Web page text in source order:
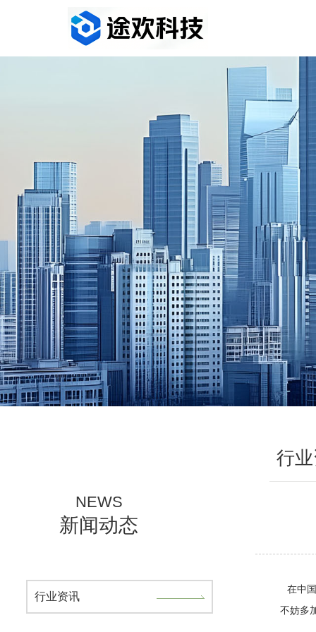
NEWS
新闻动态
行业资讯
行
在中
不妨多